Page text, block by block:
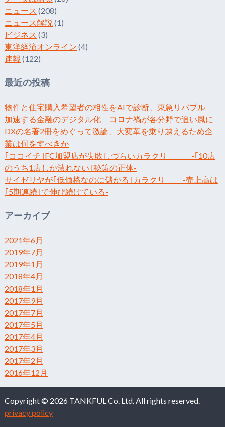
ニュース (208)
ニュース解説 (1)
ビジネス (3)
東洋経済オンライン (4)
速報 (122)
最近の投稿
物件と住宅購入希望者の相性をAIで診断、東急リバブル
加速する金融のデジタル化 コロナ禍が各分野で追い風に
DXの名著2冊をめぐって激論、大変革を乗り越えるため企
業は何をすべきか
｢ココイチ｣FC加盟店が失敗しづらいカラクリ -｢10店
のうち1店しか潰れない｣秘策の正体-
サイゼリヤが｢低価格なのに儲かる｣カラクリ -売上高は
｢5期連続｣で伸び続けている-
アーカイブ
2021年6月
2019年7月
2019年1月
2018年4月
2018年1月
2017年9月
2017年7月
2017年5月
2017年4月
2017年3月
2017年2月
2016年12月
Copyright © 2026 TANKFUL Co. Ltd. All rights reserved.
privacy policy